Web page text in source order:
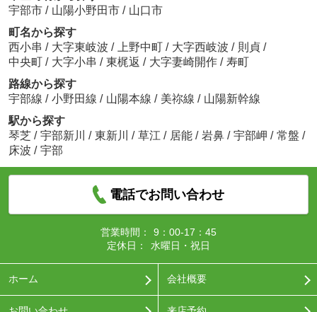
宇部市 / 山陽小野田市 / 山口市
町名から探す
西小串 / 大字東岐波 / 上野中町 / 大字西岐波 / 則貞 /
中央町 / 大字小串 / 東梶返 / 大字妻崎開作 / 寿町
路線から探す
宇部線 / 小野田線 / 山陽本線 / 美祢線 / 山陽新幹線
駅から探す
琴芝 / 宇部新川 / 東新川 / 草江 / 居能 / 岩鼻 / 宇部岬 / 常盤 /
床波 / 宇部
電話でお問い合わせ
営業時間：
9：00-17：45
定休日：
水曜日・祝日
ホーム 会社概要